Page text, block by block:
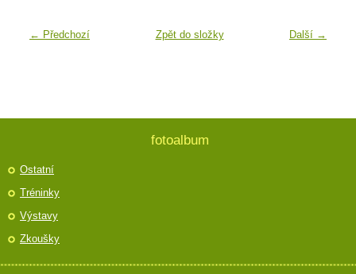
← Předchozí Další →
Zpět do složky
fotoalbum
Ostatní
Tréninky
Výstavy
Zkoušky